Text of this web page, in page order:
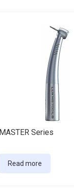
MASTER Series
Read more